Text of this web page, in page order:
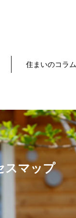
住まいのコラム
スマップ